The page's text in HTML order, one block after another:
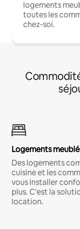
logements
toutes les
chez-soi.
Logements
Des logements
cuisine et les
vous installer
plus. C'est la
location.